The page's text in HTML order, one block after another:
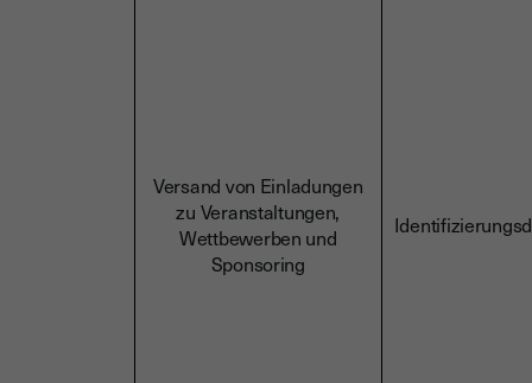
Versand von Einladungen
zu Veranstaltungen,
Wettbewerben und
Sponsoring